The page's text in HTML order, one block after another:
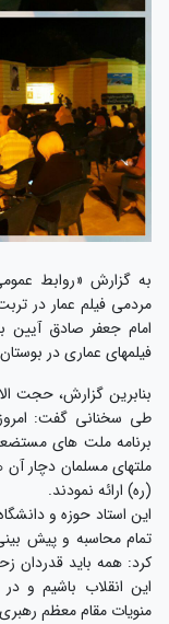
به گزارش «روابط
مردمی فیلم عمار در
امام جعفر صادق آیین
فیلمهای عماری در
بنابرین گزارش، حجت
طی سخنانی گفت:
برنامه ملت های مستضعف
ملتهای مسلمان دچار
(ره) ارائه نمودند.
این استاد حوزه و
تمام محاسبه و پیش
کرد: همه باید قدردان
این انقلاب باشیم و
منویات مقام معظم رهبری